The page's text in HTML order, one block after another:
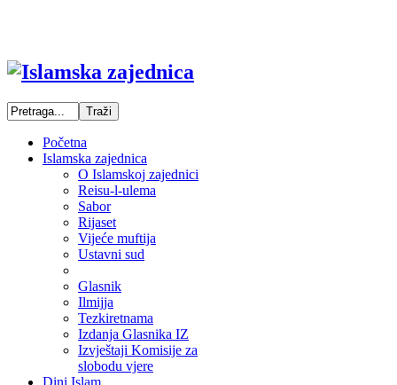
Početna
Islamska zajednica
O Islamskoj zajednici
Reisu-l-ulema
Sabor
Rijaset
Vijeće muftija
Ustavni sud
Glasnik
Ilmijja
Tezkiretnama
Izdanja Glasnika IZ
Izvještaji Komisije za
slobodu vjere
Dini Islam